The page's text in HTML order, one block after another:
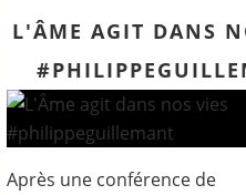
L'ÂME AGIT DANS
Après une conférence de